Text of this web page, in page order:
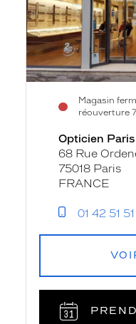
Ordener
-
Krys
Magasin
réouverture
Opticien
68 Rue
75018 Paris
FRANCE
01 42 51